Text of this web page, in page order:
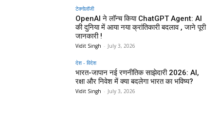
टेक्नोलॉजी
OpenAI ने लॉन्च किया ChatGPT Agent: AI
की दुनिया में आया नया क्रांतिकारी बदलाव , जाने पूरी
जानकारी !
Vidit Singh - July 3, 2026
देश - विदेश
भारत-जापान नई रणनीतिक साझेदारी 2026: AI,
रक्षा और निवेश में क्या बदलेगा भारत का भविष्य?
Vidit Singh - July 3, 2026